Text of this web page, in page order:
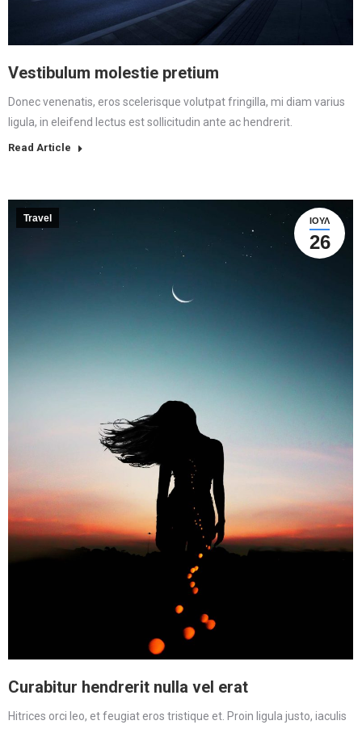
Vestibulum molestie pretium
Donec venenatis, eros scelerisque volutpat fringilla, mi diam varius
ligula, in eleifend lectus est sollicitudin ante ac hendrerit.
Read Article
ΙΟΎΛ
26
Travel
Curabitur hendrerit nulla vel erat
Hitrices orci leo, et feugiat eros tristique et. Proin ligula justo, iaculis